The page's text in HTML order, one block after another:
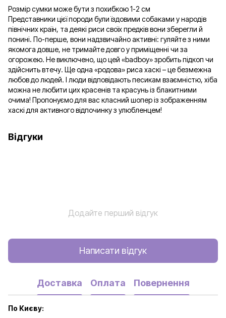
Розмір сумки може бути з похибкою 1-2 см
Представники цієї породи були їздовими собаками у народів
північних країн, та деякі риси своїх предків вони зберегли й
понині. По-перше, вони надзвичайно активні: гуляйте з ними
якомога довше, не тримайте довго у приміщенні чи за
огорожею. Не виключено, що цей «badboy» зробить підкоп чи
здійснить втечу. Ще одна «родова» риса хаскі – це безмежна
любов до людей. І люди відповідають песикам взаємністю, хіба
можна не любити цих красенів та красунь із блакитними
очима! Пропонуємо для вас класний шопер із зображенням
хаскі для активного відпочинку з улюбленцем!
Відгуки
Додайте перший відгук
Написати відгук
Доставка Оплата Повернення
По Києву: